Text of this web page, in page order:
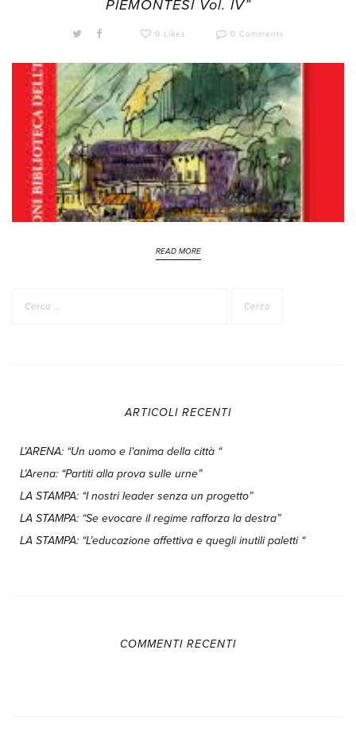
PIEMONTESI Vol. IV”
0 Likes 0 Comments
READ MORE
per:
ARTICOLI RECENTI
L’ARENA: “Un uomo e l’anima della città “
L’Arena: “Partiti alla prova sulle urne”
LA STAMPA: “I nostri leader senza un progetto”
LA STAMPA: “Se evocare il regime rafforza la destra”
LA STAMPA: “L’educazione affettiva e quegli inutili paletti “
COMMENTI RECENTI